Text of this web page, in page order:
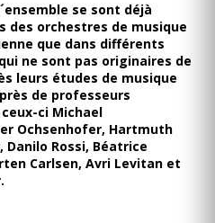
se sont déjà
des orchestres de musique
que dans différents
ne sont pas originaires de
leurs études de musique
de professeurs
ci Michael
Ochsenhofer, Hartmuth
Danilo Rossi, Béatrice
Carlsen, Avri Levitan et